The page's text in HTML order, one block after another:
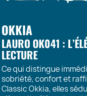
OKKIA
LAURO OK041 :
LECTURE
Ce qui distingue
sobriété, confort et
Classic Okkia, elles